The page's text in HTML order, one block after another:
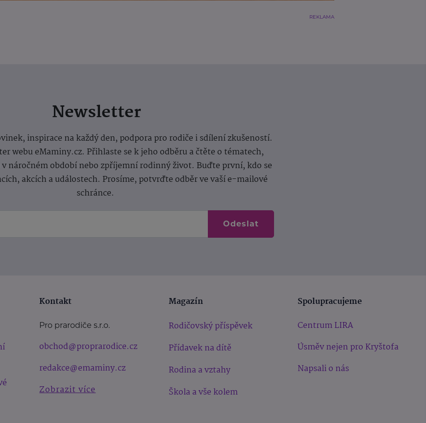
REKLAMA
Newsletter
inspirace na každý den, podpora pro rodiče i sdílení zkušeností.
webu eMaminy.cz. Přihlaste se k jeho odběru a čtěte o tématech,
náročném období nebo zpříjemní rodinný život. Buďte první, kdo se
akcích a událostech. Prosíme, potvrďte odběr ve vaší e-mailové
schránce.
Odeslat
Kontakt
Pro prarodiče s.r.o.
obchod@proprarodice.cz
redakce@emaminy.cz
Zobrazit více
Magazín
Rodičovský příspěvek
Přídavek na dítě
Rodina a vztahy
Škola a vše kolem
Spolupracujeme
Centrum LIRA
Úsměv nejen pro Kryštofa
Napsali o nás